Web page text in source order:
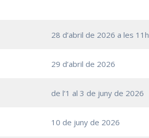
28 d’abril de 2026 a les 11h
29 d’abril de 2026
de l’1 al 3 de juny de 2026
10 de juny de 2026